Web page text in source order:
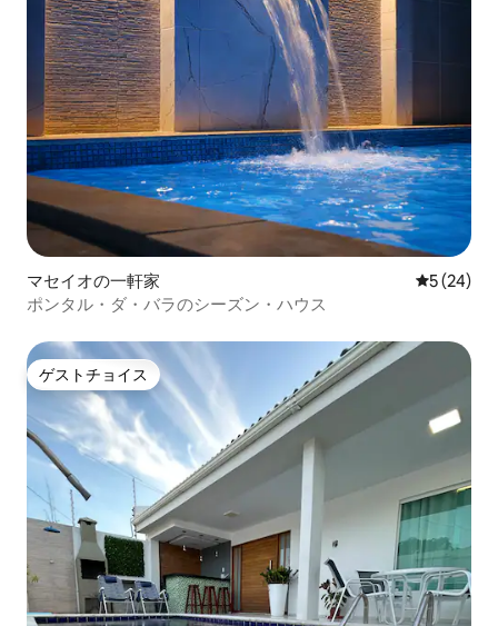
マセイオの一軒家 レビュー
5 (24)
ポンタル・ダ・バラのシーズン・ハウス
ゲストチョイス
ゲストチョイス